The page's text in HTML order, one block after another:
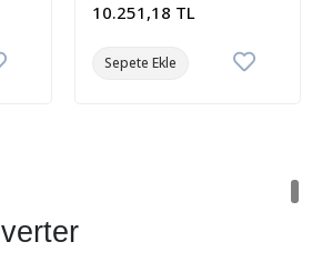
10.251,18 TL
Sepete Ekle